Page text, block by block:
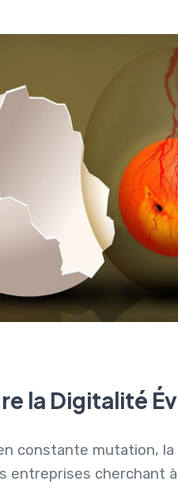
la Digitalité
constante mutation,
entreprises cherchant